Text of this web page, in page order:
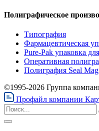
Полиграфическое
Типография
Фармацевтическая
Pure-Pak упаковка
Оперативная
Полиграфия Seal Mag
©1995-2026 Группа
Профайл компании